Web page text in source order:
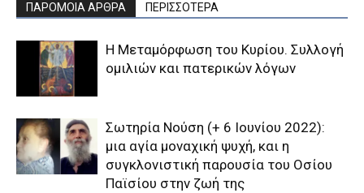
ΠΑΡΟΜΟΙΑ ΑΡΘΡΑ ΠΕΡΙΣΣΟΤΕΡΑ
Η Μεταμόρφωση του Κυρίου. Συλλογή
ομιλιών και πατερικών λόγων
Σωτηρία Νούση (+ 6 Ιουνίου 2022):
μια αγία μοναχική ψυχή, και η
συγκλονιστική παρουσία του Οσίου
Παϊσίου στην ζωή της